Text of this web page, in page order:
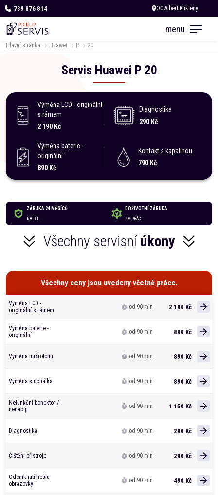
739 876 814
Dnes otevřeno do 18:00
menu
Hlavní stránka Huawei P 20
Servis Huawei P 20
Diagnostika
290 Kč
Výměna baterie -
originální
890 Kč
Kontakt s kapalinou
790 Kč
Výměna LCD - originální
s rámem
2 190 Kč
ZÁRUKA 24 MĚSÍCŮ
NA DÍL
DOŽIVOTNÍ ZÁRUKA
NA PRÁCI
Všechny servisní úkony
Všechny ceny jsou uvedeny včetně práce.
Výměna LCD -
originální s rámem
od 90 min 2 190 Kč
Výměna baterie -
originální
od 90 min 890 Kč
Výměna mikrofonu od 90 min 890 Kč
Výměna sluchátka od 90 min 890 Kč
Nefunkční konektor /
nenabíjí
od 90 min 1 150 Kč
Diagnostika od 90 min 290 Kč
Čištění přístroje od 90 min 290 Kč
Odemknutí hesla
obrazovky
od 90 min 490 Kč